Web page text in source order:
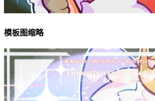
模板图缩略